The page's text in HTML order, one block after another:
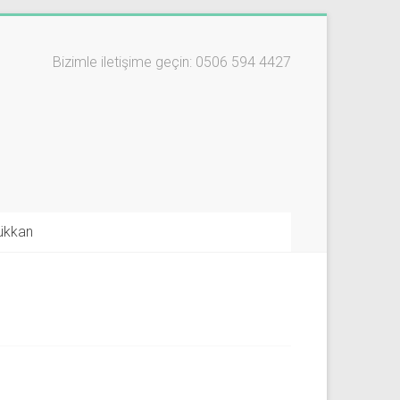
Bizimle iletişime geçin: 0506 594 4427